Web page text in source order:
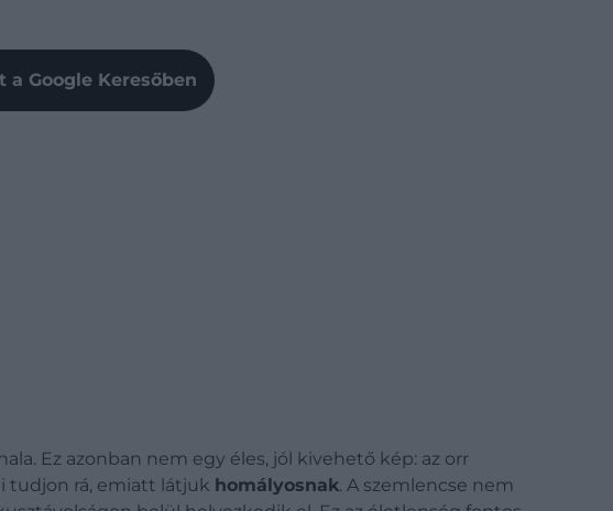
Google Keresőben
Ez azonban nem egy éles, jól kivehető kép: az orr
tudjon rá, emiatt látjuk homályosnak. A szemlencse nem